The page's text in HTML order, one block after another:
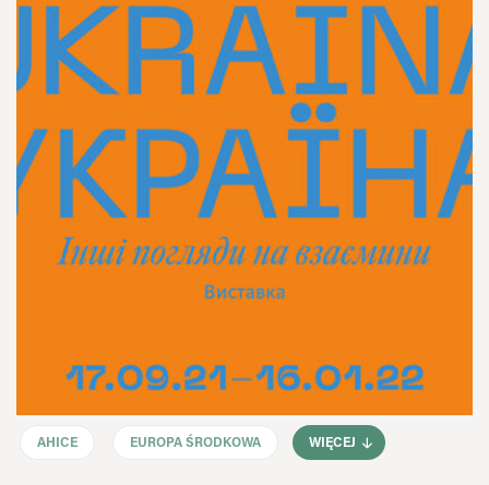
AHICE EUROPA ŚRODKOWA WIĘCEJ